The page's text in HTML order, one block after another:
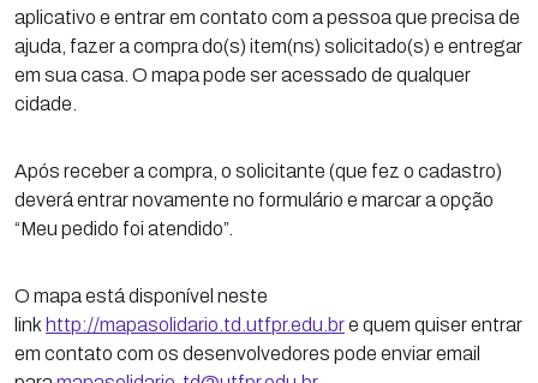
aplicativo e entrar em contato com a pessoa que precisa de
ajuda, fazer a compra do(s) item(ns) solicitado(s) e entregar
em sua casa. O mapa pode ser acessado de qualquer
cidade.
Após receber a compra, o solicitante (que fez o cadastro)
deverá entrar novamente no formulário e marcar a opção
“Meu pedido foi atendido”.
O mapa está disponível neste
link http://mapasolidario.td.utfpr.edu.bre quem quiser entrar
em contato com os desenvolvedores pode enviar email